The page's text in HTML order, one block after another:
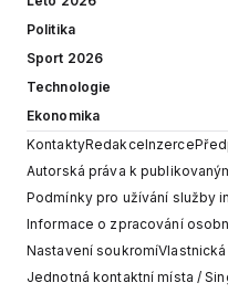
Politika
Sport 2026
Technologie
Ekonomika
KontaktyRedakceInzerce
Autorská práva k
Podmínky pro užívání služby
Informace o zpracování
Nastavení soukromí
Jednotná kontaktní místa /